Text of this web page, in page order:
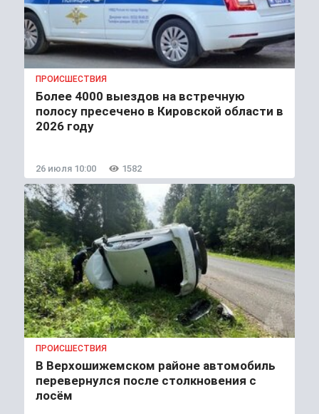
ПРОИСШЕСТВИЯ
Более 4000 выездов на встречную
полосу пресечено в Кировской области в
2026 году
26 июля 10:00 1582
ПРОИСШЕСТВИЯ
В Верхошижемском районе автомобиль
перевернулся после столкновения с
лосём